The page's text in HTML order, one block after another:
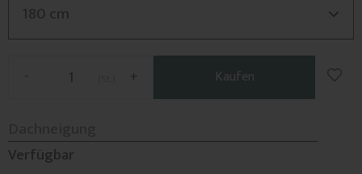
+
- Kaufen
Zu
Verfügbar